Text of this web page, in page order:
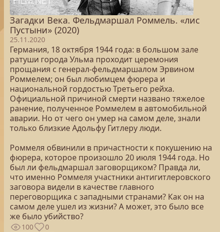
Загадки Века. Фельдмаршал Роммель. «лис
Пустыни» (2020)
25.11.2020
Германия, 18 октября 1944 года: в большом зале
ратуши города Ульма проходит церемония
прощания с генерал-фельдмаршалом Эрвином
Роммелем; он был любимцем фюрера и
национальной гордостью Третьего рейха.
Официальной причиной смерти названо тяжелое
ранение, полученное Роммелем в автомобильной
аварии. Но от чего он умер на самом деле, знали
только близкие Адольфу Гитлеру люди.
Роммеля обвинили в причастности к покушению на
фюрера, которое произошло 20 июля 1944 года. Но
был ли фельдмаршал заговорщиком? Правда ли,
что именно Роммеля участники антигитлеровского
заговора видели в качестве главного
переговорщика с западными странами? Как он на
самом деле ушел из жизни? А может, это было все
же было убийство?
100 0